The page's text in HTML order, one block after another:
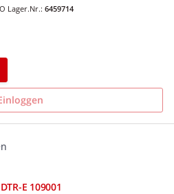
Lager.Nr.: 6459714
E 109001